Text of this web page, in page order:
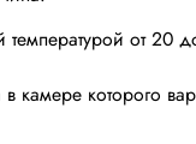
от 20
в камере которого